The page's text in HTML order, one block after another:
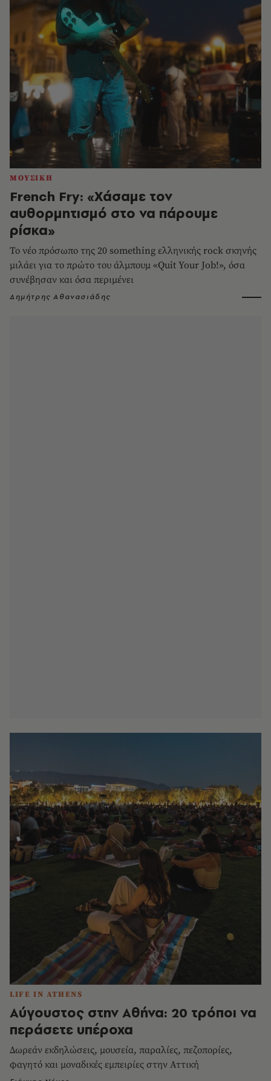
ΜΟΥΣΙΚΗ
French Fry: «Χάσαμε τον
αυθορμητισμό στο να πάρουμε
ρίσκα»
Το νέο πρόσωπο της 20 something ελληνικής rock σκηνής
μιλάει για το πρώτο του άλμπουμ «Quit Your Job!», όσα
συνέβησαν και όσα περιμένει
Δημήτρης Αθανασιάδης
LIFE IN ATHENS
Αύγουστος στην Αθήνα: 20 τρόποι να
περάσετε υπέροχα
Δωρεάν εκδηλώσεις, μουσεία, παραλίες, πεζοπορίες,
φαγητό και μοναδικές εμπειρίες στην Αττική